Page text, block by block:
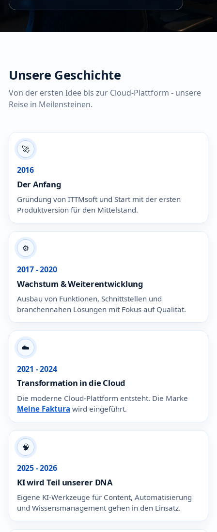
Unsere Geschichte
Von der ersten Idee bis zur Cloud-Plattform - unsere
Reise in Meilensteinen.
🚀
2016
Der Anfang
Gründung von ITTMsoft und Start mit der ersten
Produktversion für den Mittelstand.
⚙️
2017 - 2020
Wachstum & Weiterentwicklung
Ausbau von Funktionen, Schnittstellen und
branchennahen Lösungen mit Fokus auf Qualität.
☁️
2021 - 2024
Transformation in die Cloud
Die moderne Cloud-Plattform entsteht. Die Marke
Meine Faktura wird eingeführt.
🧠
2025 - 2026
KI wird Teil unserer DNA
Eigene KI-Werkzeuge für Content, Automatisierung
und Wissensmanagement gehen in den Einsatz.